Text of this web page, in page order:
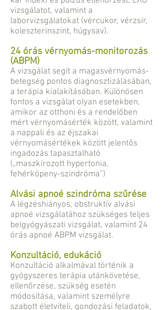
vizsgálatot, valamint a
laborvizsgálatokat (vércukor, vérzsír,
koleszterinszint, húgysav).
24 órás vérnyomás-monitorozás
(ABPM)
A vizsgálat segít a magasvérnyomás-
betegség pontos diagnosztizálásában,
a terápia kialakításában. Különösen
fontos a vizsgálat olyan esetekben,
amikor az otthoni és a rendelőben
mért vérnyomásérték között, valamint
a nappali és az éjszakai
vérnyomásértékek között jelentős
ingadozás tapasztalható
(„maszkírozott hypertonia,
fehérköpeny-szindróma”)
Alvási apnoé szindróma szűrése
A légzéshiányos, obstruktív alvási
apnoé vizsgálatához szükséges teljes
belgyógyászati vizsgálat, valamint 24
órás apnoé ABPM vizsgálat.
Konzultáció, edukáció
Konzultáció alkalmával történik a
gyógyszeres terápia utánkövetése,
ellenőrzése, szükség esetén
módosítása, valamint személyre
szabott életviteli, gondozási feladatok,